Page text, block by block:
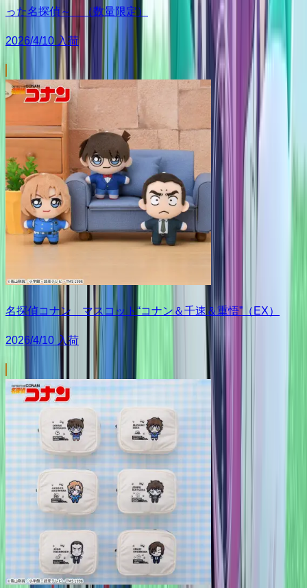
った名探偵～ （数量限定）
2026/4/10 入荷
名探偵コナン マスコット“コナン＆千速＆重悟”（EX）
2026/4/10 入荷